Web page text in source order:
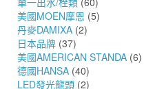
美國MOEN摩恩 (5)
丹麥DAMIXA (2)
日本品牌 (37)
美國AMERICAN STANDA (6)
德國HANSA (40)
LED發光龍頭 (2)